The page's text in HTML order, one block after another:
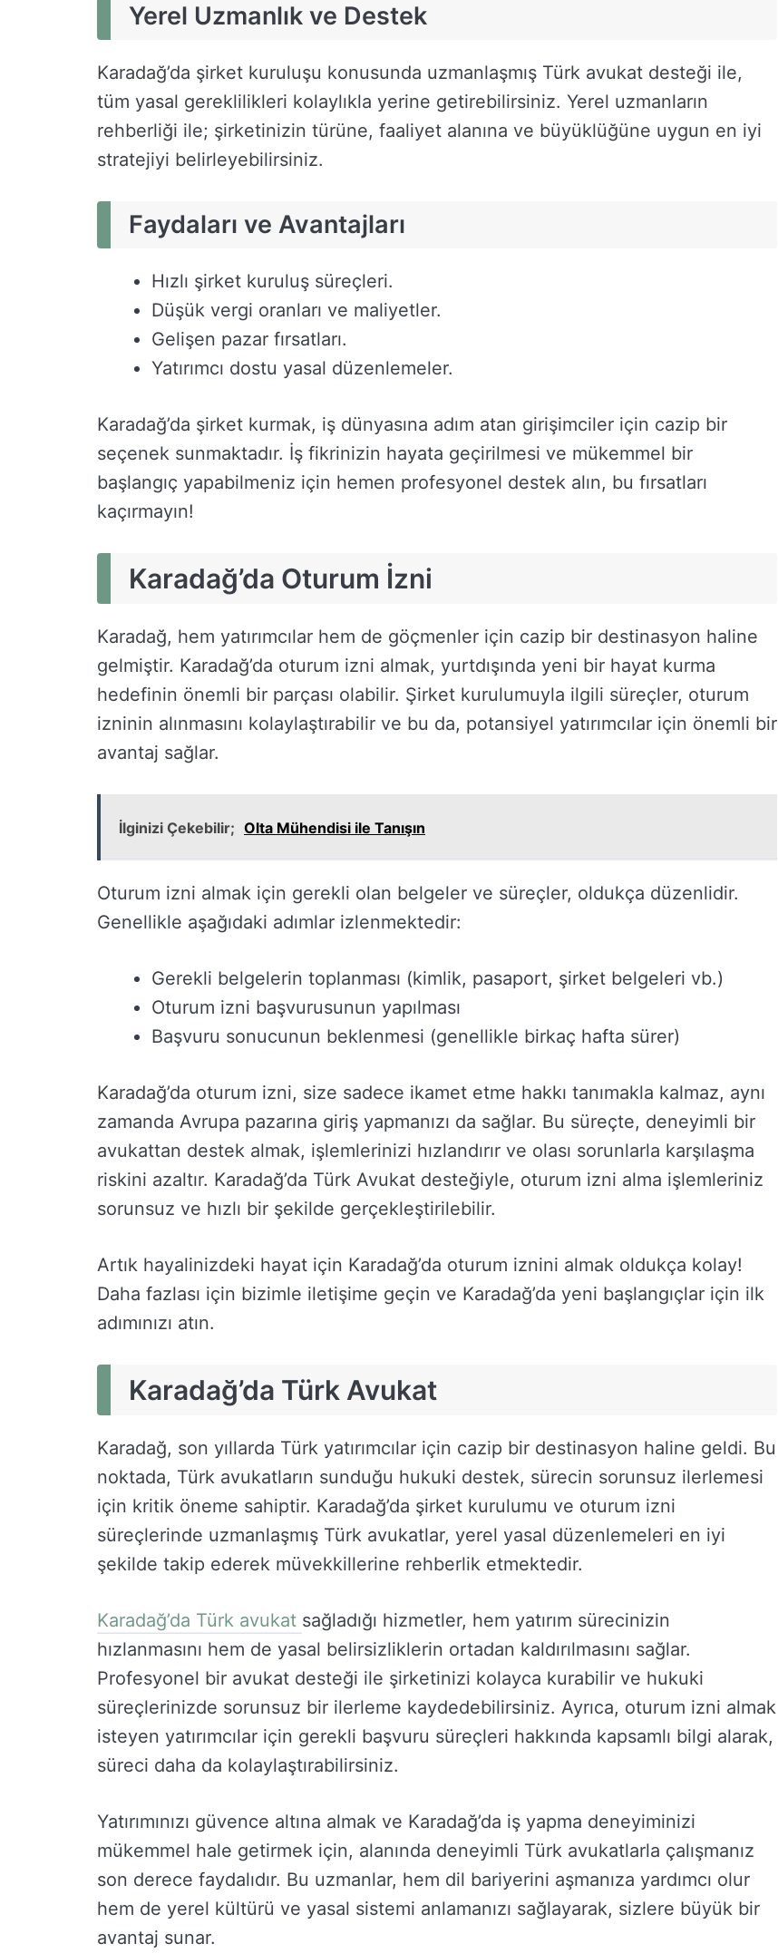
Yerel Uzmanlık ve Destek
Karadağ’da şirket kuruluşu konusunda uzmanlaşmış Türk avukat desteği ile,
tüm yasal gereklilikleri kolaylıkla yerine getirebilirsiniz. Yerel uzmanların
rehberliği ile; şirketinizin türüne, faaliyet alanına ve büyüklüğüne uygun en iyi
stratejiyi belirleyebilirsiniz.
Faydaları ve Avantajları
Hızlı şirket kuruluş süreçleri.
Düşük vergi oranları ve maliyetler.
Gelişen pazar fırsatları.
Yatırımcı dostu yasal düzenlemeler.
Karadağ’da şirket kurmak, iş dünyasına adım atan girişimciler için cazip bir
seçenek sunmaktadır. İş fikrinizin hayata geçirilmesi ve mükemmel bir
başlangıç yapabilmeniz için hemen profesyonel destek alın, bu fırsatları
kaçırmayın!
Karadağ’da Oturum İzni
Karadağ, hem yatırımcılar hem de göçmenler için cazip bir destinasyon haline
gelmiştir. Karadağ’da oturum izni almak, yurtdışında yeni bir hayat kurma
hedefinin önemli bir parçası olabilir. Şirket kurulumuyla ilgili süreçler, oturum
izninin alınmasını kolaylaştırabilir ve bu da, potansiyel yatırımcılar için önemli bir
avantaj sağlar.
İlginizi Çekebilir; Olta Mühendisi ile Tanışın
Oturum izni almak için gerekli olan belgeler ve süreçler, oldukça düzenlidir.
Genellikle aşağıdaki adımlar izlenmektedir:
Gerekli belgelerin toplanması (kimlik, pasaport, şirket belgeleri vb.)
Oturum izni başvurusunun yapılması
Başvuru sonucunun beklenmesi (genellikle birkaç hafta sürer)
Karadağ’da oturum izni, size sadece ikamet etme hakkı tanımakla kalmaz, aynı
zamanda Avrupa pazarına giriş yapmanızı da sağlar. Bu süreçte, deneyimli bir
avukattan destek almak, işlemlerinizi hızlandırır ve olası sorunlarla karşılaşma
riskini azaltır. Karadağ’da Türk Avukat desteğiyle, oturum izni alma işlemleriniz
sorunsuz ve hızlı bir şekilde gerçekleştirilebilir.
Artık hayalinizdeki hayat için Karadağ’da oturum iznini almak oldukça kolay!
Daha fazlası için bizimle iletişime geçin ve Karadağ’da yeni başlangıçlar için ilk
adımınızı atın.
Karadağ’da Türk Avukat
Karadağ, son yıllarda Türk yatırımcılar için cazip bir destinasyon haline geldi. Bu
noktada, Türk avukatların sunduğu hukuki destek, sürecin sorunsuz ilerlemesi
için kritik öneme sahiptir. Karadağ’da şirket kurulumu ve oturum izni
süreçlerinde uzmanlaşmış Türk avukatlar, yerel yasal düzenlemeleri en iyi
şekilde takip ederek müvekkillerine rehberlik etmektedir.
Karadağ’da Türk avukat sağladığı hizmetler, hem yatırım sürecinizin
hızlanmasını hem de yasal belirsizliklerin ortadan kaldırılmasını sağlar.
Profesyonel bir avukat desteği ile şirketinizi kolayca kurabilir ve hukuki
süreçlerinizde sorunsuz bir ilerleme kaydedebilirsiniz. Ayrıca, oturum izni almak
isteyen yatırımcılar için gerekli başvuru süreçleri hakkında kapsamlı bilgi alarak,
süreci daha da kolaylaştırabilirsiniz.
Yatırımınızı güvence altına almak ve Karadağ’da iş yapma deneyiminizi
mükemmel hale getirmek için, alanında deneyimli Türk avukatlarla çalışmanız
son derece faydalıdır. Bu uzmanlar, hem dil bariyerini aşmanıza yardımcı olur
hem de yerel kültürü ve yasal sistemi anlamanızı sağlayarak, sizlere büyük bir
avantaj sunar.